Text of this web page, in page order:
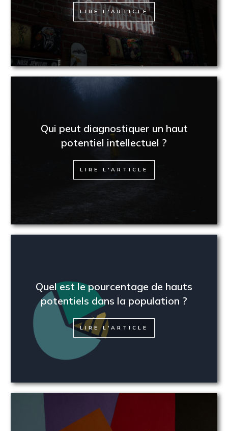
LIRE L'ARTICLE
Qui peut diagnostiquer un haut
potentiel intellectuel ?
LIRE L'ARTICLE
Quel est le pourcentage de hauts
potentiels dans la population ?
LIRE L'ARTICLE